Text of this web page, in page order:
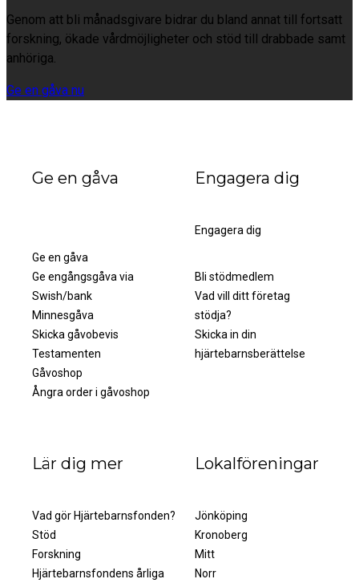
Genom att bli månadsgivare bidrar du bland annat till fortsatt
forskning, ökade vårdmöjligheter och stöd till drabbade samt
anhöriga.
Ge en gåva nu
Ge en gåva
Ge en gåva
Ge engångsgåva via
Swish/bank
Minnesgåva
Skicka gåvobevis
Testamenten
Gåvoshop
Ångra order i gåvoshop
Engagera dig
Engagera dig
Bli stödmedlem
Vad vill ditt företag
stödja?
Skicka in din
hjärtebarnsberättelse
Lär dig mer
Vad gör Hjärtebarnsfonden?
Stöd
Forskning
Hjärtebarnsfondens årliga
Lokalföreningar
Jönköping
Kronoberg
Mitt
Norr